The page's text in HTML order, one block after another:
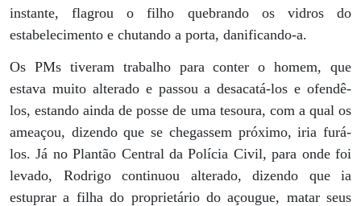
instante, flagrou o filho quebrando os vidros do
estabelecimento e chutando a porta, danificando-a.
Os PMs tiveram trabalho para conter o homem, que
estava muito alterado e passou a desacatá-los e ofendê-
los, estando ainda de posse de uma tesoura, com a qual os
ameaçou, dizendo que se chegassem próximo, iria furá-
los. Já no Plantão Central da Polícia Civil, para onde foi
levado, Rodrigo continuou alterado, dizendo que ia
estuprar a filha do proprietário do açougue, matar seus